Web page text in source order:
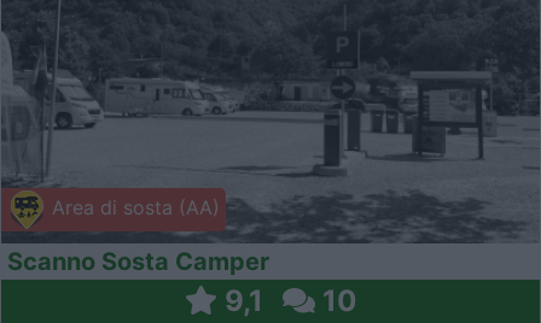
Area di sosta (AA)
Scanno Sosta Camper
9,1 10